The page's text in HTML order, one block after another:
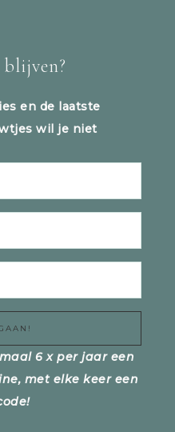
en de laatste
wil je niet
6 x per jaar een
met elke keer een